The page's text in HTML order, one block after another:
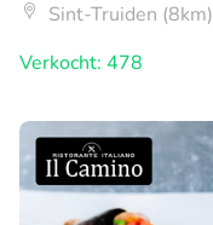
Sint-Truiden (8km)
Verkocht: 478